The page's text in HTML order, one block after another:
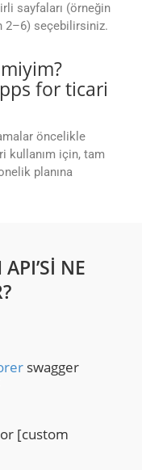
sayfaları (örneğin
2–6) seçebilirsiniz.
for ticari
öncelikle
kullanım için, tam
planına
NE
swagger
[custom